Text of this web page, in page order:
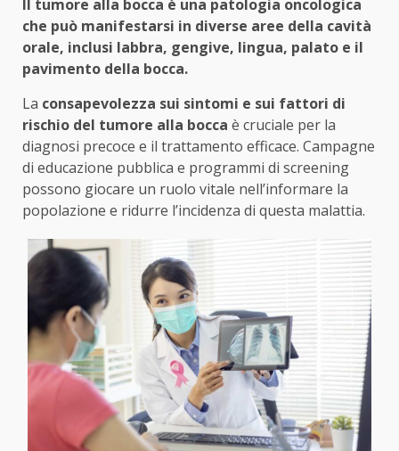
Il tumore alla bocca è una patologia oncologica
che può manifestarsi in diverse aree della cavità
orale, inclusi labbra, gengive, lingua, palato e il
pavimento della bocca.
La consapevolezza sui sintomi e sui fattori di
rischio del tumore alla bocca è cruciale per la
diagnosi precoce e il trattamento efficace. Campagne
di educazione pubblica e programmi di screening
possono giocare un ruolo vitale nell’informare la
popolazione e ridurre l’incidenza di questa malattia.